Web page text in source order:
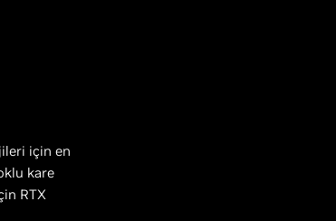
için en
kare
RTX